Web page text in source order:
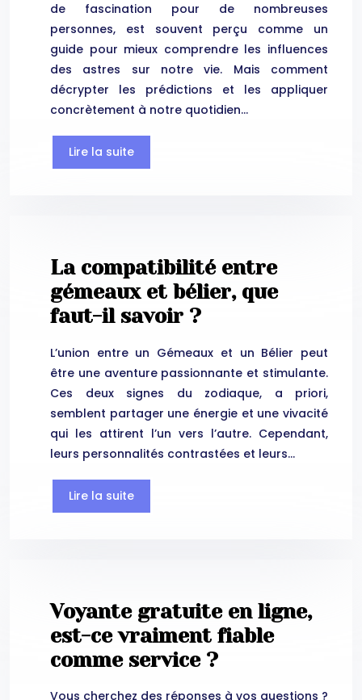
de fascination pour de nombreuses
personnes, est souvent perçu comme un
guide pour mieux comprendre les influences
des astres sur notre vie. Mais comment
décrypter les prédictions et les appliquer
concrètement à notre quotidien…
Lire la suite
La compatibilité entre
gémeaux et bélier, que
faut-il savoir ?
L’union entre un Gémeaux et un Bélier peut
être une aventure passionnante et stimulante.
Ces deux signes du zodiaque, a priori,
semblent partager une énergie et une vivacité
qui les attirent l’un vers l’autre. Cependant,
leurs personnalités contrastées et leurs…
Lire la suite
Voyante gratuite en ligne,
est-ce vraiment fiable
comme service ?
Vous cherchez des réponses à vos questions ?